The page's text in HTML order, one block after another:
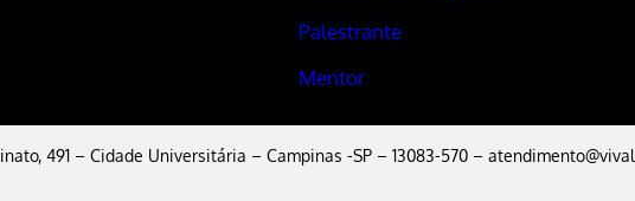
Palestrante
Mentor
491 – Cidade Universitária – Campinas -SP – 13083-570 –